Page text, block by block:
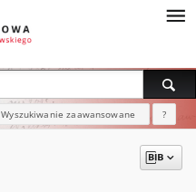
Wyszukiwanie zaawansowane ?